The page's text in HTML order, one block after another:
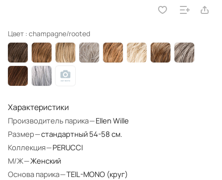
Цвет : champagne/rooted
Характеристики
Производитель парика—Ellen Wille
Размер—стандартный 54-58 см.
Коллекция—PERUCCI
М/Ж—Женский
Основа парика—TEIL-MONO (круг)